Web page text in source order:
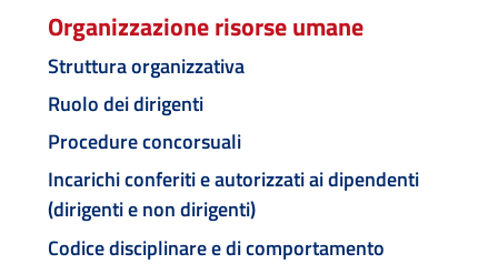
Organizzazione risorse umane
Struttura organizzativa
Ruolo dei dirigenti
Procedure concorsuali
Incarichi conferiti e autorizzati ai dipendenti
(dirigenti e non dirigenti)
Codice disciplinare e di comportamento